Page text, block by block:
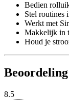
Bedien
Stel routines
Werkt met
Makkelijk in
Houd je
8.5